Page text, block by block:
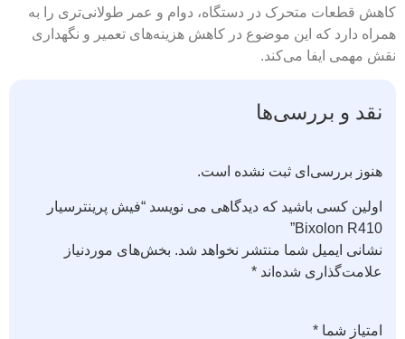
کاهش قطعات متحرک در دستگاه، دوام و عمر طولانی‌تری را به
همراه دارد که این موضوع در کاهش هزینه‌های تعمیر و نگهداری
نقش مهمی ایفا می‌کند.
نقد و بررسی‌ها
هنوز بررسی‌ای ثبت نشده است.
اولین کسی باشید که دیدگاهی می نویسد “فیش پرینترسیار
Bixolon R410”
نشانی ایمیل شما منتشر نخواهد شد. بخش‌های موردنیاز
علامت‌گذاری شده‌اند *
امتیاز شما *